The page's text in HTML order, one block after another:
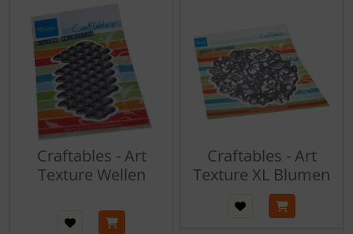
Craftables - Art
Texture Wellen
Craftables - Art
Texture XL Blumen